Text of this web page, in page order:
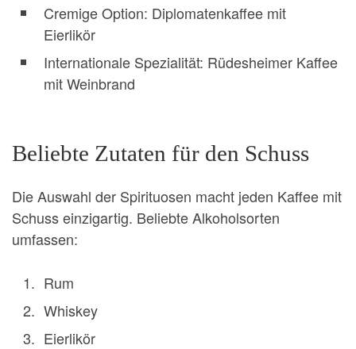
Cremige Option: Diplomatenkaffee mit
Eierlikör
Internationale Spezialität: Rüdesheimer Kaffee
mit Weinbrand
Beliebte Zutaten für den Schuss
Die Auswahl der Spirituosen macht jeden Kaffee mit
Schuss einzigartig. Beliebte Alkoholsorten
umfassen:
Rum
Whiskey
Eierlikör